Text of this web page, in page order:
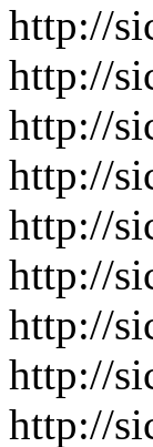
http://
http://
http://
http://
http://
http://
http://
http://
http://